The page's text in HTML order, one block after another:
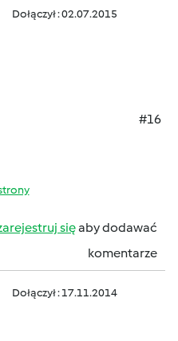
Dołączył : 02.07.2015
#16
sięaby dodawać
komentarze
Dołączył : 17.11.2014